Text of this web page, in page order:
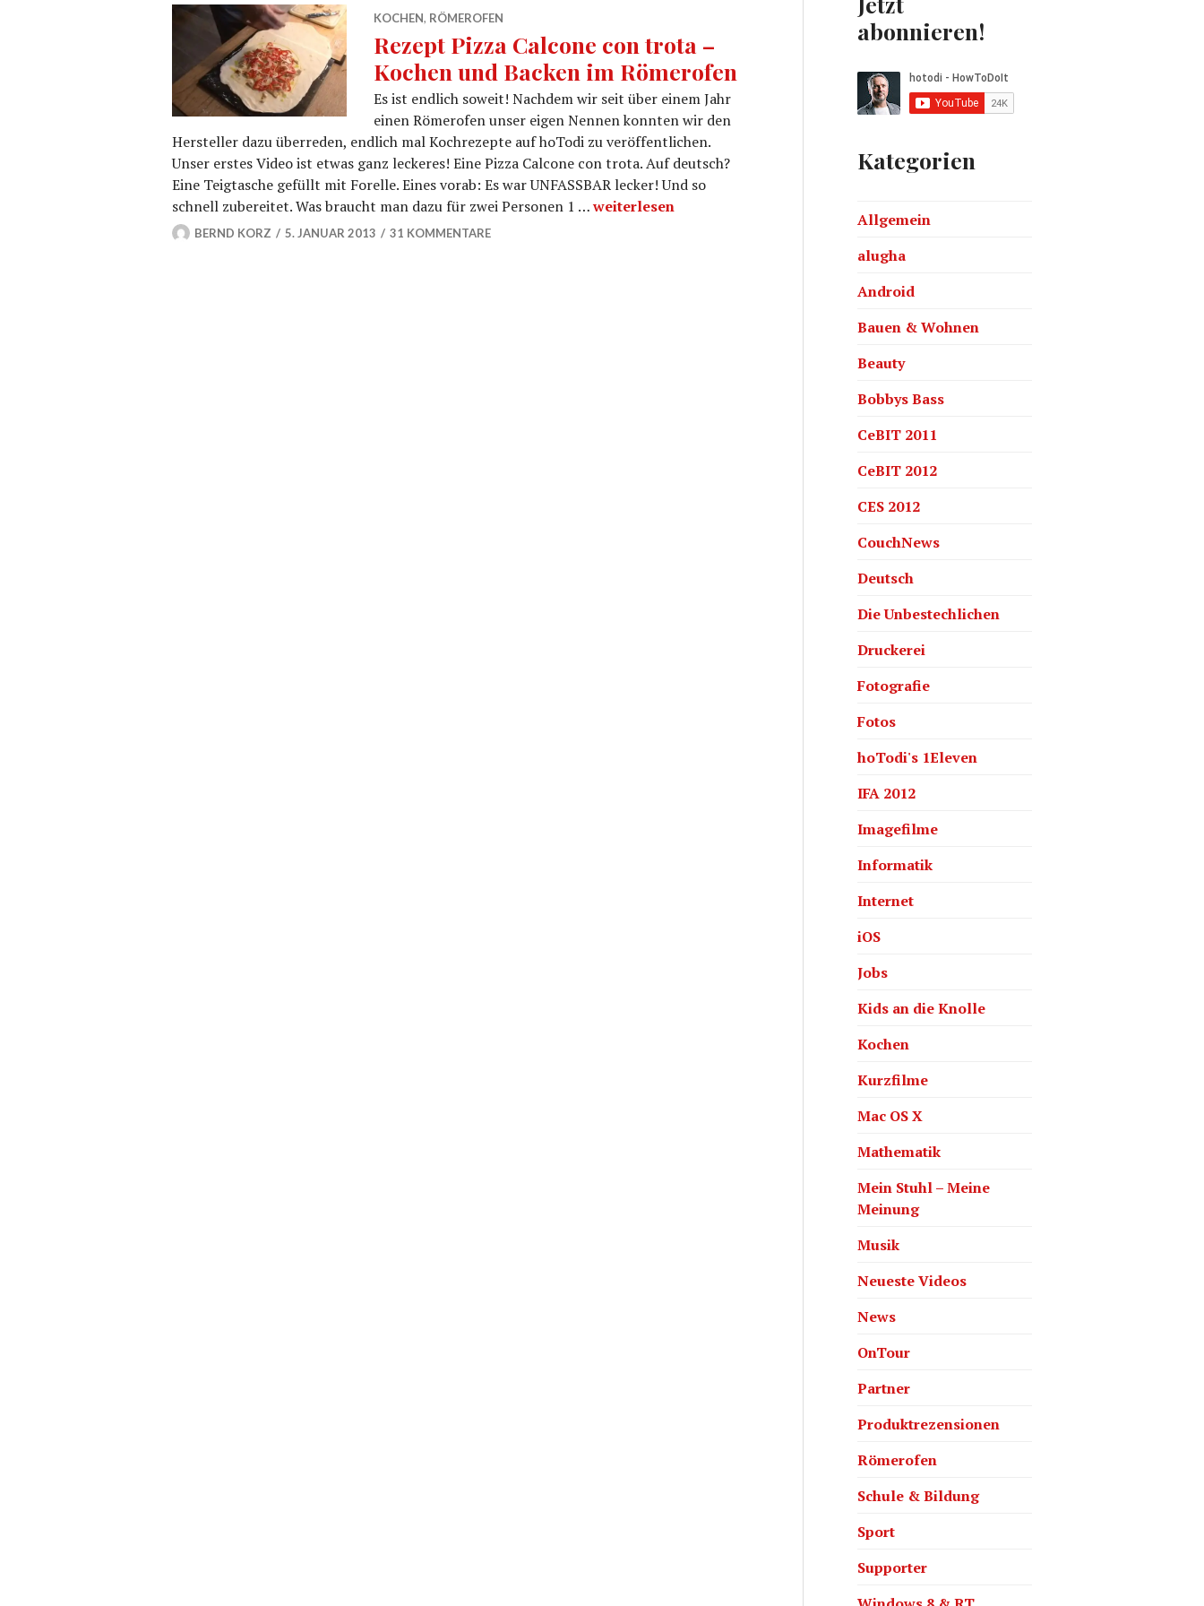
KOCHEN, RÖMEROFEN
Rezept Pizza Calcone con trota –
Kochen und Backen im Römerofen
Es ist endlich soweit! Nachdem wir seit über einem Jahr
einen Römerofen unser eigen Nennen konnten wir den
Hersteller dazu überreden, endlich mal Kochrezepte auf hoTodi zu veröffentlichen.
Unser erstes Video ist etwas ganz leckeres! Eine Pizza Calcone con trota. Auf deutsch?
Eine Teigtasche gefüllt mit Forelle. Eines vorab: Es war UNFASSBAR lecker! Und so
schnell zubereitet. Was braucht man dazu für zwei Personen 1 …Rezept Pizza Calcone con trota – Kochen und Backen im Römerofen
weiterlesen
BERND KORZ 5. JANUAR 2013 31 KOMMENTARE
abonnieren!
Kategorien
Allgemein
alugha
Android
Bauen & Wohnen
Beauty
Bobbys Bass
CeBIT 2011
CeBIT 2012
CES 2012
CouchNews
Deutsch
Die Unbestechlichen
Druckerei
Fotografie
Fotos
hoTodi's 1Eleven
IFA 2012
Imagefilme
Informatik
Internet
iOS
Jobs
Kids an die Knolle
Kochen
Kurzfilme
Mac OS X
Mathematik
Mein Stuhl – Meine
Meinung
Musik
Neueste Videos
News
OnTour
Partner
Produktrezensionen
Römerofen
Schule & Bildung
Sport
Supporter